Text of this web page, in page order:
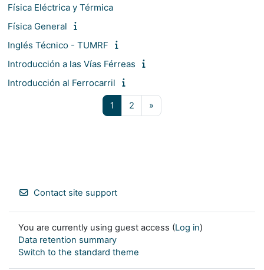
Física Eléctrica y Térmica
Física General
Inglés Técnico - TUMRF
Introducción a las Vías Férreas
Introducción al Ferrocarril
1 Page 1
2 Page 2
»
Contact site support
You are currently using guest access (Log in)
Data retention summary
Switch to the standard theme